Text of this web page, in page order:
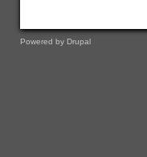
Powered by Drupal